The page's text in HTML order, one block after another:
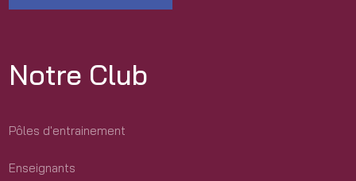
Notre Club
Pôles d'entrainement
Enseignants